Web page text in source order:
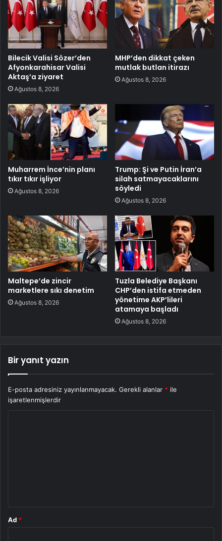
Bilecik Valisi Sözer’den
Afyonkarahisar Valisi
Aktaş’a ziyaret
Ağustos 8, 2026
MHP’den dikkat çeken
mutlak butlan itirazı
Ağustos 8, 2026
Muharrem İnce’nin planı
tıkır tıkır işliyor
Ağustos 8, 2026
Trump: Şi ve Putin İran’a
silah satmayacaklarını
söyledi
Ağustos 8, 2026
Maltepe’de zincir
marketlere sıkı denetim
Ağustos 8, 2026
Tuzla Belediye Başkanı
CHP’den istifa etmeden
yönetime AKP’lileri
atamaya başladı
Ağustos 8, 2026
Bir yanıt yazın
E-posta adresiniz yayınlanmayacak. Gerekli alanlar * ile
işaretlenmişlerdir
Ad *